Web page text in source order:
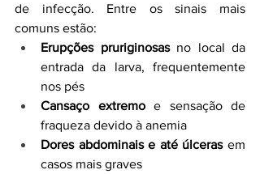
de infecção. Entre os sinais mais
comuns estão:
Erupções pruriginosas no local da
entrada da larva, frequentemente
nos pés
Cansaço extremo e sensação de
fraqueza devido à anemia
Dores abdominais e até úlceras em
casos mais graves